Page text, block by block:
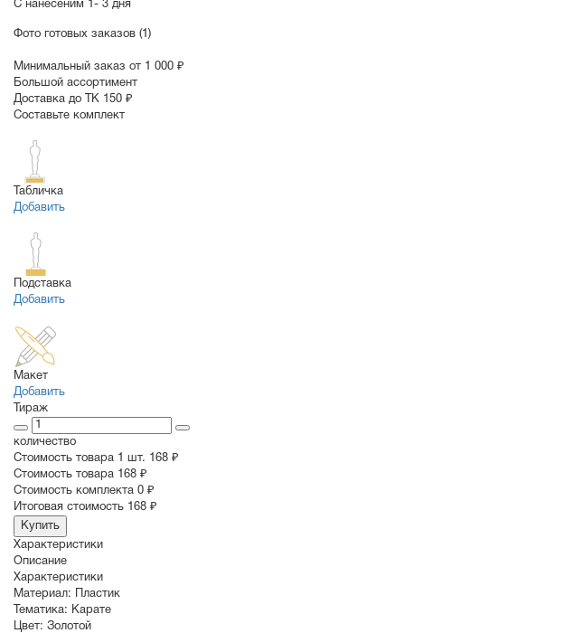
С нанесеним 1- 3 дня
Фото готовых заказов (1)
Минимальный заказ от 1 000 ₽
Большой ассортимент
Доставка до ТК 150 ₽
Составьте комплект
Табличка
Добавить
Подставка
Добавить
Макет
Добавить
Тираж
количество
Стоимость товара 1 шт. 168 ₽
Cтоимость товара 168 ₽
Стоимость комплекта 0 ₽
Итоговая стоимость 168 ₽
Купить
Характеристики
Описание
Характеристики
Материал: Пластик
Тематика: Карате
Цвет: Золотой